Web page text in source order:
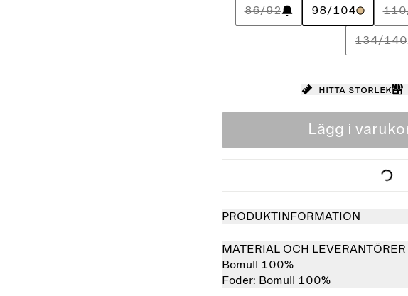
86/92 98/104
134/140
Hitta storlek
Lägg i
PRODUKTINFORMATION
MATERIAL OCH LEVERANTÖRER
Bomull 100%
Foder: Bomull 100%